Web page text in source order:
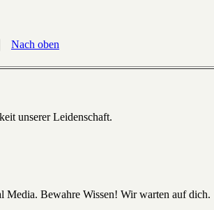
Nach oben
unserer Leidenschaft.
Bewahre Wissen! Wir warten auf dich.